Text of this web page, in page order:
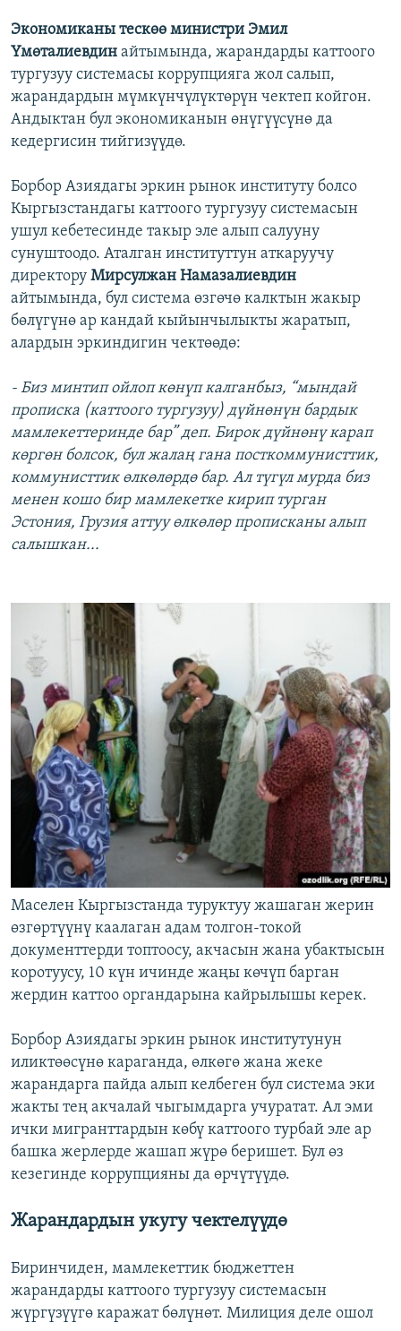
Экономиканы тескөө министри Эмил
Үмөталиевдин айтымында, жарандарды каттоого
тургузуу системасы коррупцияга жол салып,
жарандардын мүмкүнчүлүктөрүн чектеп койгон.
Андыктан бул экономиканын өнүгүүсүнө да
кедергисин тийгизүүдө.
Борбор Азиядагы эркин рынок институту болсо
Кыргызстандагы каттоого тургузуу системасын
ушул кебетесинде такыр эле алып салууну
сунуштоодо. Аталган институттун аткаруучу
директору Мирсулжан Намазалиевдин
айтымында, бул система өзгөчө калктын жакыр
бөлүгүнө ар кандай кыйынчылыкты жаратып,
алардын эркиндигин чектөөдө:
- Биз минтип ойлоп көнүп калганбыз, “мындай
прописка (каттоого тургузуу) дүйнөнүн бардык
мамлекеттеринде бар” деп. Бирок дүйнөнү карап
көргөн болсок, бул жалаң гана посткоммунисттик,
коммунисттик өлкөлөрдө бар. Ал түгүл мурда биз
менен кошо бир мамлекетке кирип турган
Эстония, Грузия аттуу өлкөлөр прописканы алып
салышкан...
Маселен Кыргызстанда туруктуу жашаган жерин
өзгөртүүнү каалаган адам толгон-токой
документтерди топтоосу, акчасын жана убактысын
коротуусу, 10 күн ичинде жаңы көчүп барган
жердин каттоо органдарына кайрылышы керек.
Борбор Азиядагы эркин рынок институтунун
иликтөөсүнө караганда, өлкөгө жана жеке
жарандарга пайда алып келбеген бул система эки
жакты тең акчалай чыгымдарга учуратат. Ал эми
ички мигранттардын көбү каттоого турбай эле ар
башка жерлерде жашап жүрө беришет. Бул өз
кезегинде коррупцияны да өрчүтүүдө.
Жарандардын укугу чектелүүдө
Биринчиден, мамлекеттик бюджеттен
жарандарды каттоого тургузуу системасын
жүргүзүүгө каражат бөлүнөт. Милиция деле ошол